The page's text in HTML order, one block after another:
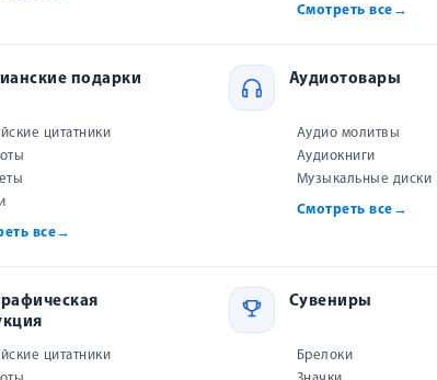
Смотреть все →
подарки
цитатники
все→
Аудиотовары
Аудио молитвы
Аудиокниги
Музыкальные диски
Смотреть все →
цитатники
Сувениры
Брелоки
Все книги «Виссон»
Все товары «Виссон»
на маркетплейсах могут отличаться.